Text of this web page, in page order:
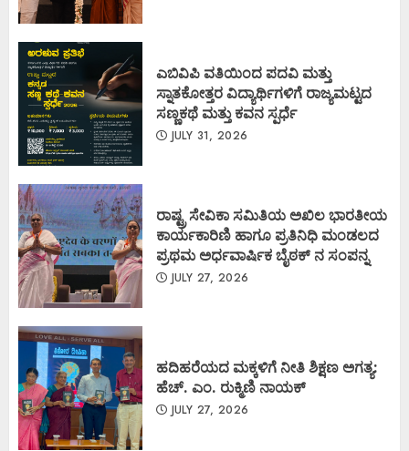
ಎಬಿವಿಪಿ ವತಿಯಿಂದ ಪದವಿ ಮತ್ತು
ಸ್ನಾತಕೋತ್ತರ ವಿದ್ಯಾರ್ಥಿಗಳಿಗೆ ರಾಜ್ಯಮಟ್ಟದ
ಸಣ್ಣಕಥೆ ಮತ್ತು ಕವನ ಸ್ಪರ್ಧೆ
JULY 31, 2026
ರಾಷ್ಟ್ರ ಸೇವಿಕಾ ಸಮಿತಿಯ ಅಖಿಲ ಭಾರತೀಯ
ಕಾರ್ಯಕಾರಿಣಿ ಹಾಗೂ ಪ್ರತಿನಿಧಿ ಮಂಡಲದ
ಪ್ರಥಮ ಅರ್ಧವಾರ್ಷಿಕ ಬೈಠಕ್ ನ ಸಂಪನ್ನ
JULY 27, 2026
ಹದಿಹರೆಯದ ಮಕ್ಕಳಿಗೆ ನೀತಿ ಶಿಕ್ಷಣ ಅಗತ್ಯ:
ಹೆಚ್. ಎಂ. ರುಕ್ಮಿಣಿ ನಾಯಕ್
JULY 27, 2026